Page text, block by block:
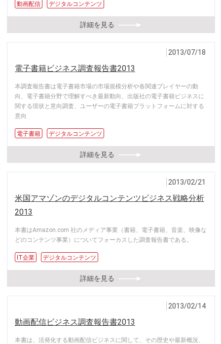
動画配信 デジタルコンテンツ
詳細を見る
2013/07/18
電子書籍ビジネス調査報告書2013
本調査報告書は電子書籍市場の市場規模分析や各関連プレイヤーの動
向、電子書籍分野で理解すべき最新動向、出版社の電子書籍ビジネスに
関する現状と意向調査、ユーザーの電子書籍プラットフォームに対する
意向
電子書籍 デジタルコンテンツ
詳細を見る
2013/02/21
米国アマゾンのデジタルコンテンツビジネス戦略分析
2013
本書はAmazon.com 社のメディア事業（書籍、電子書籍、音楽、映像な
どのコンテンツ事業）についてフォーカスした調査報告書である。
IT企業 デジタルコンテンツ
詳細を見る
2013/02/14
動画配信ビジネス調査報告書2013
本書は、活発化する動画配信ビジネスに関して、その歴史や最新概況、